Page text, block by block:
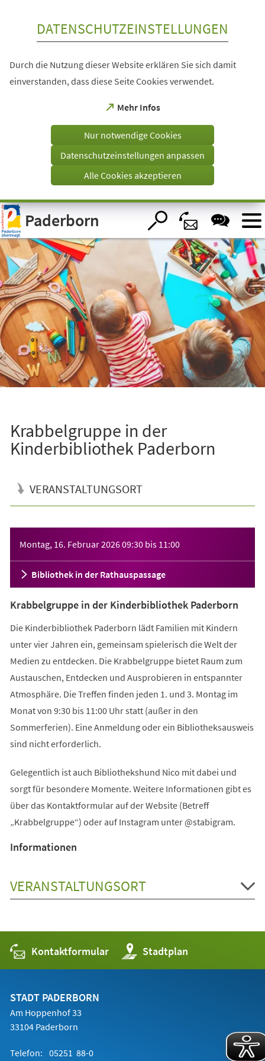
Visuelle
Assistenzsoftware
öffnen.
DATENSCHUTZEINSTELLUNGEN
Durch die Nutzung dieser Website erklären Sie sich damit
einverstanden, dass diese Seite Cookies verwendet.
Mehr Infos
(Öffnet
einem
Tab)
Nur notwendige Cookies
Datenschutzeinstellungen anpassen
Alle Cookies akzeptieren
Paderborn
Krabbelgruppe in der
Kinderbibliothek Paderborn
VERANSTALTUNGSORT
Montag, 16. Februar 202609:30 bis 11:00
Bibliothek in der Rathauspassage
Krabbelgruppe in der Kinderbibliothek Paderborn
Die Kinderbibliothek Paderborn lädt Familien mit Kindern
unter vier Jahren ein, gemeinsam spielerisch die Welt der
Medien zu entdecken. Die Krabbelgruppe bietet Raum zum
Austauschen, Entdecken und Ausprobieren in entspannter
Atmosphäre. Die Treffen finden jeden 1. und 3. Montag im
Monat von 9:30 bis 11:00 Uhr statt (außer in den
Sommerferien). Eine Anmeldung oder ein Bibliotheksausweis
sind nicht erforderlich.
Gelegentlich ist auch Bibliothekshund Nico mit dabei und
sorgt für besondere Momente. Weitere Informationen gibt es
über das Kontaktformular auf der Website (Betreff
„Krabbelgruppe“) oder auf Instagram unter @stabigram.
Informationen
VERANSTALTUNGSORT
Kontaktformular Stadtplan
(Öffnet
in
einem
STADT PADERBORN
Am Hoppenhof 33
33104 Paderborn
Telefon: 05251 88-0